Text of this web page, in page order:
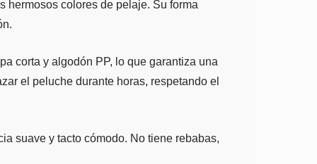
hermosos colores de pelaje. Su forma
corta y algodón PP, lo que garantiza una
el peluche durante horas, respetando el
suave y tacto cómodo. No tiene rebabas,